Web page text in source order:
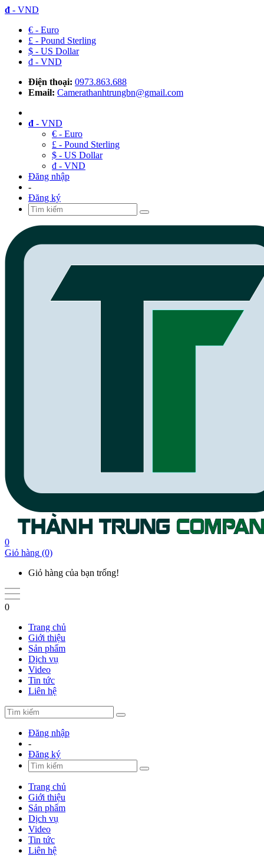
đ - VND
€ - Euro
£ - Pound Sterling
$ - US Dollar
đ - VND
Điện thoại: 0973.863.688
Email: Camerathanhtrungbn@gmail.com
đ - VND
€ - Euro
£ - Pound Sterling
$ - US Dollar
đ - VND
Đăng nhập
-
Đăng ký
0
Giỏ hàng (0)
Giỏ hàng của bạn trống!
0
Trang chủ
Giới thiệu
Sản phẩm
Dịch vụ
Video
Tin tức
Liên hệ
Đăng nhập
-
Đăng ký
Trang chủ
Giới thiệu
Sản phẩm
Dịch vụ
Video
Tin tức
Liên hệ